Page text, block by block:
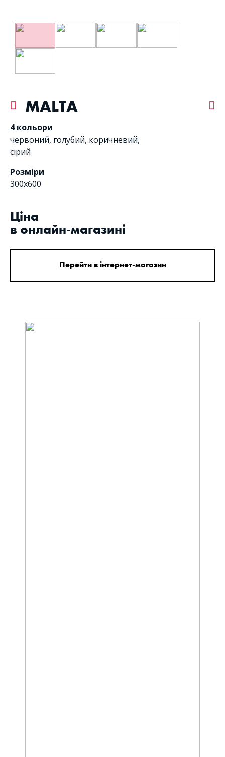
MALTA
4 кольори
червоний, голубий, коричневий,
сірий
Розміри
300x600
Цiна
в онлайн-магазині
Перейти в інтернет-магазин